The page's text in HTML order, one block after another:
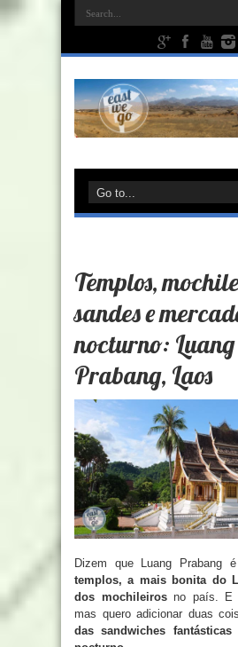
Templos,
sandes e
nocturno: Luang
Prabang, Laos
Dizem que Luang Prabang é
templos, a mais bonita do
dos mochileirosno país. E
mas quero adicionar duas
das sandwiches